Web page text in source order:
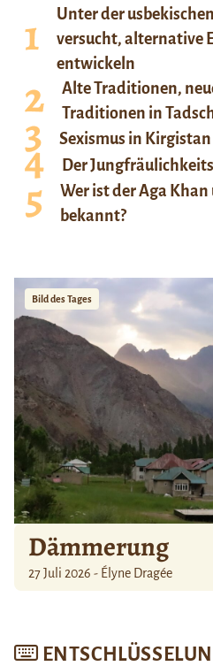
Unter der
versucht, alternative
entwickeln
Alte Traditionen,
Traditionen in
Sexismus in Kirgistan
Der
Wer ist der Aga
bekannt?
Bild des Tages
Dämmerung
27 Juli 2026 - Élyne Dragée